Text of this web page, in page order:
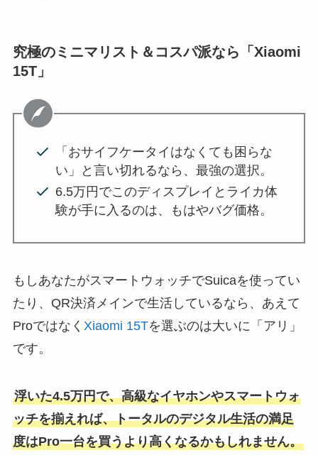
究極のミニマリスト＆コスパ派なら「Xiaomi
15T」
「おサイフケータイはなくても困らな
い」と言い切れるなら、最強の選択。
6.5万円でこのディスプレイとライカ体
験が手に入るのは、もはやバグ価格。
もしあなたがスマートウォッチでSuicaを使ってい
たり、QR決済メインで生活しているなら、あえて
Proではなく Xiaomi 15Tを選ぶのは大いに「アリ」
です。
浮いた4.5万円で、高級なイヤホンやスマートウォ
ッチを揃えれば、トータルのデジタル生活の満足
度はPro一台を買うより高くなるかもしれません。